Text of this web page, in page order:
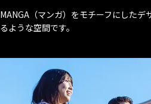
MANGA（マンガ）をモチーフにした
るような空間です。